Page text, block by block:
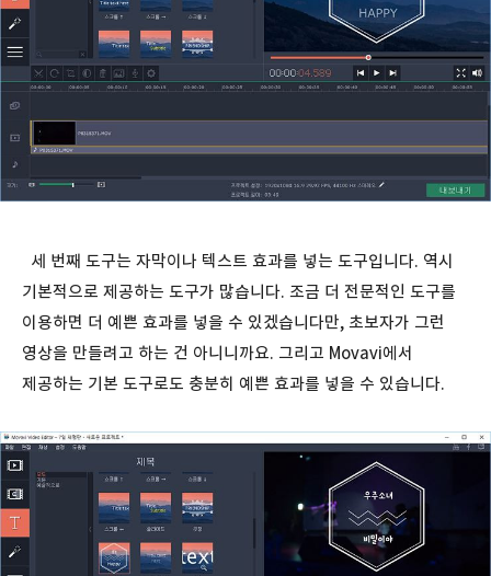
세 번째 도구는 자막이나 텍스트 효과를 넣는 도구입니다. 역시
기본적으로 제공하는 도구가 많습니다. 조금 더 전문적인 도구를
이용하면 더 예쁜 효과를 넣을 수 있겠습니다만, 초보자가 그런
영상을 만들려고 하는 건 아니니까요. 그리고 Movavi에서
제공하는 기본 도구로도 충분히 예쁜 효과를 넣을 수 있습니다.